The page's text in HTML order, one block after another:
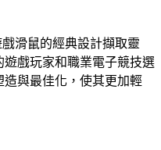
滑鼠的經典設計擷取靈
戲玩家和職業電子競技選
與最佳化，使其更加輕